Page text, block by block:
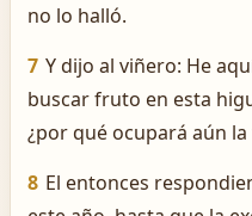
no lo halló.
7 Y dijo al viñero: He
buscar fruto en esta
¿por qué ocupará aún
8 El entonces